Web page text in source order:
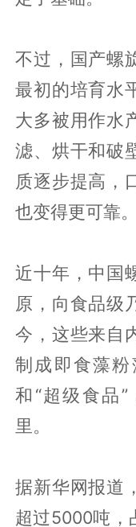
不过，国产螺
最初的培育水
大多被用作水
滤、烘干和破
质逐步提高，
也变得更可靠。
近十年，中国
原，向食品级
今，这些来自
制成即食藻
和“超级食品
里。
据新华网报道
超过5000吨，